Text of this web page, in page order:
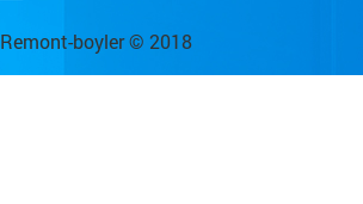
Remont-boyler © 2018